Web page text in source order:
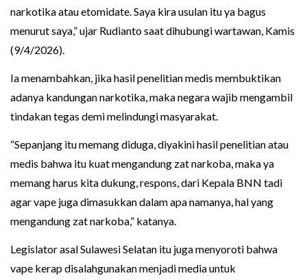
narkotika atau etomidate. Saya kira usulan itu ya bagus
menurut saya,” ujar Rudianto saat dihubungi wartawan, Kamis
(9/4/2026).
Ia menambahkan, jika hasil penelitian medis membuktikan
adanya kandungan narkotika, maka negara wajib mengambil
tindakan tegas demi melindungi masyarakat.
“Sepanjang itu memang diduga, diyakini hasil penelitian atau
medis bahwa itu kuat mengandung zat narkoba, maka ya
memang harus kita dukung, respons, dari Kepala BNN tadi
agar vape juga dimasukkan dalam apa namanya, hal yang
mengandung zat narkoba,” katanya.
Legislator asal Sulawesi Selatan itu juga menyoroti bahwa
vape kerap disalahgunakan menjadi media untuk